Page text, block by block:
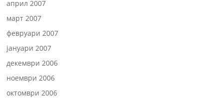
април 2007
март 2007
февруари 2007
јануари 2007
декември 2006
ноември 2006
октомври 2006